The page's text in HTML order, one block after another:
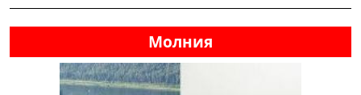
Молния